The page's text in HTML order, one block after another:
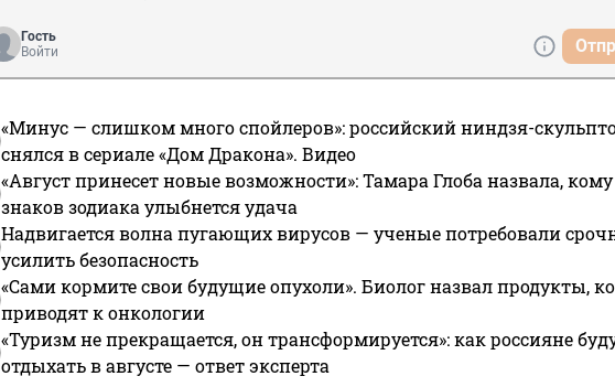
Гость
Войти
«Минус — слишком много спойлеров»: российский ниндзя-
снялся в сериале «Дом Дракона». Видео
«Август принесет новые возможности»: Тамара Глоба назвала,
знаков зодиака улыбнется удача
Надвигается волна пугающих вирусов — ученые потребовали
усилить безопасность
«Сами кормите свои будущие опухоли». Биолог назвал продукты,
приводят к онкологии
«Туризм не прекращается, он трансформируется»: как россияне
отдыхать в августе — ответ эксперта